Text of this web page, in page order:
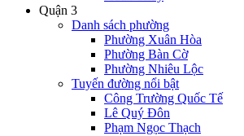
Quận 3
Danh sách phường
Phường Xuân Hòa
Phường Bàn Cờ
Phường Nhiêu Lộc
Tuyến đường nổi bật
Công Trường Quốc Tế
Lê Quý Đôn
Phạm Ngọc Thạch